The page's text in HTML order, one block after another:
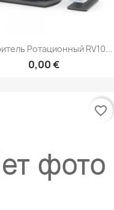
Ротационный RV10...
0,00 €
favorite_border